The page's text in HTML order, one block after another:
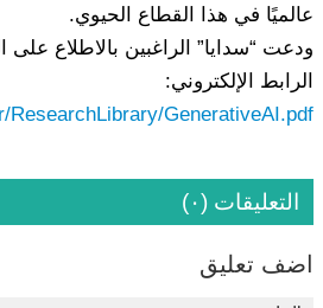
عالميًا في هذا القطاع الحيوي.
ودعت “سدايا” الراغبين بالاطلاع على
الرابط الإلكتروني:
التعليقات (٠)
اضف تعليق